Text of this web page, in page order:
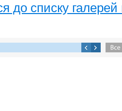
до списку галерей